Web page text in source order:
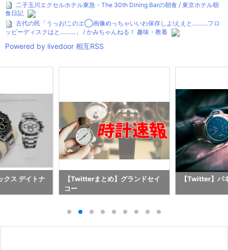
二子玉川エクセルホテル東急・The 30th Dining Barの朝食 / 東京ホテル朝
食日記
古代の民「うっお!このエ◯画像めっちゃいいわ保存しよ!ええと………フロ
ッピーディスクはと………」 / かみちゃんねる！ 趣味・教養
Powered by livedoor 相互RSS
ス デイトナ
【Twitterまとめ】グランドセイ
コー
【Twitter】パ